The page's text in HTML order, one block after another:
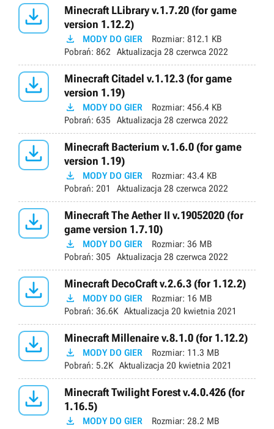

Minecraft LLibrary v.1.7.20 (for game
version 1.12.2)
 MODY DO GIER Rozmiar: 812.1 KB
Pobrań: 862 Aktualizacja 28 czerwca 2022

Minecraft Citadel v.1.12.3 (for game
version 1.19)
 MODY DO GIER Rozmiar: 456.4 KB
Pobrań: 635 Aktualizacja 28 czerwca 2022

Minecraft Bacterium v.1.6.0 (for game
version 1.19)
 MODY DO GIER Rozmiar: 43.4 KB
Pobrań: 201 Aktualizacja 28 czerwca 2022

Minecraft The Aether II v.19052020 (for
game version 1.7.10)
 MODY DO GIER Rozmiar: 36 MB
Pobrań: 305 Aktualizacja 28 czerwca 2022
 Minecraft DecoCraft v.2.6.3 (for 1.12.2)
 MODY DO GIER Rozmiar: 16 MB
Pobrań: 36.6K Aktualizacja 20 kwietnia 2021
 Minecraft Millenaire v.8.1.0 (for 1.12.2)
 MODY DO GIER Rozmiar: 11.3 MB
Pobrań: 5.2K Aktualizacja 20 kwietnia 2021

Minecraft Twilight Forest v.4.0.426 (for
1.16.5)
 MODY DO GIER Rozmiar: 28.2 MB